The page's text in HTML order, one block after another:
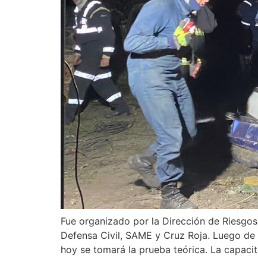
Fue organizado por la Dirección de
Defensa Civil, SAME y Cruz Roja. Luego
hoy se tomará la prueba teórica. La